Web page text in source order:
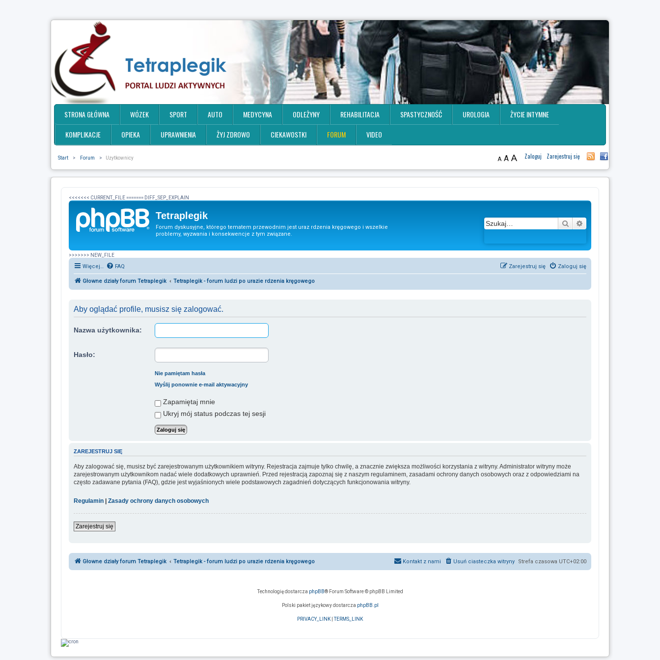
STRONA GŁÓWNA WÓZEK SPORT AUTO MEDYCYNA ODLEŻYNY REHABILITACJA SPASTYCZNOŚĆ UROLOGIA
ŻYCIE INTYMNE
KOMPLIKACJE
OPIEKA UPRAWNIENIA ŻYJ ZDROWO CIEKAWOSTKI FORUM VIDEO
Start > Forum > Użytkownicy Zaloguj Zarejestruj się
A A A
<<<<<<< CURRENT_FILE ======= DIFF_SEP_EXPLAIN
Tetraplegik
Forum dyskusyjne, którego tematem przewodnim jest uraz rdzenia kręgowego i wszelkie
problemy, wyzwania i konsekwencje z tym związane.
Szukaj
>>>>>>> NEW_FILE
Więcej… FAQ Zaloguj się
Zarejestruj się
Głowne działy forum Tetraplegik Tetraplegik - forum ludzi po urazie rdzenia kręgowego
Aby oglądać profile, musisz się zalogować.
Nazwa użytkownika:
Hasło:
Nie pamiętam hasła
Wyślij ponownie e-mail aktywacyjny
Zapamiętaj mnie
Ukryj mój status podczas tej sesji
ZAREJESTRUJ SIĘ
Aby zalogować się, musisz być zarejestrowanym użytkownikiem witryny. Rejestracja zajmuje tylko chwilę, a znacznie zwiększa możliwości korzystania z witryny. Administrator witryny może
zarejestrowanym użytkownikom nadać wiele dodatkowych uprawnień. Przed rejestracją zapoznaj się z naszym regulaminem, zasadami ochrony danych osobowych oraz z odpowiedziami na
często zadawane pytania (FAQ), gdzie jest wyjaśnionych wiele podstawowych zagadnień dotyczących funkcjonowania witryny.
Regulamin Zasady ochrony danych osobowych
Zarejestruj się
Głowne działy forum Tetraplegik Tetraplegik - forum ludzi po urazie rdzenia kręgowego Strefa czasowa UTC+02:00
Usuń ciasteczka witryny
Kontakt z nami
Technologię dostarcza phpBB® Forum Software © phpBB Limited
Polski pakiet językowy dostarcza phpBB.pl
PRIVACY_LINK| TERMS_LINK